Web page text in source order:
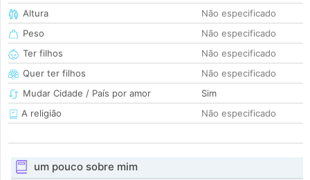
Altura
Não especificado
Peso
Não especificado
Ter filhos
Não especificado
Quer ter filhos
Não especificado
Mudar Cidade / País por amor
Sim
A religião
Não especificado
um pouco sobre mim